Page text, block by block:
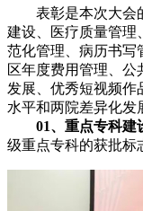
表彰是本次大会的
建设、医疗质量管理
范化管理、病历书写
区年度费用管理、
发展、优秀短视频作
水平和两院差异化发
01、重点专科建
级重点专科的获批标